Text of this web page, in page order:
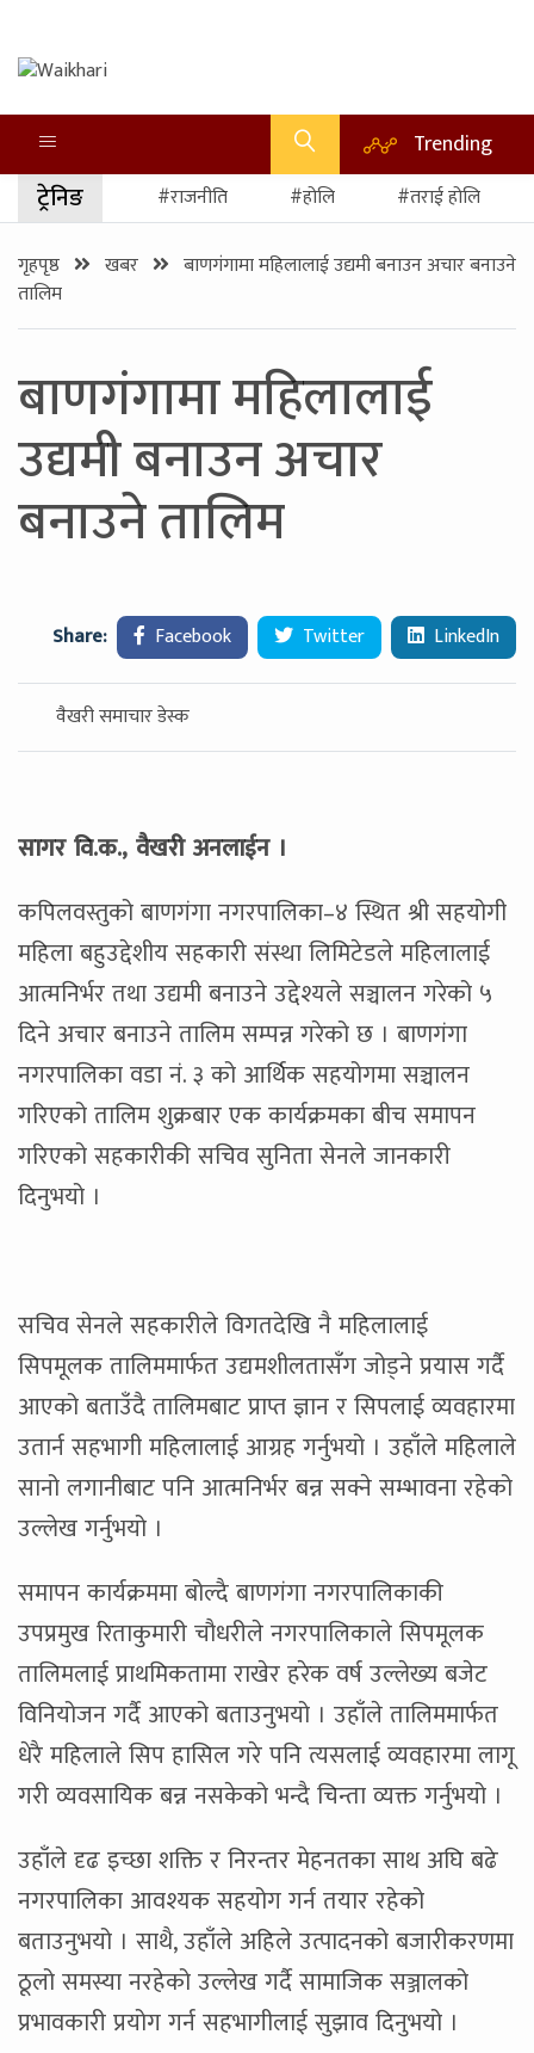
Trending
ट्रेनिङ #राजनीति #होलि #तराई होलि
गृहपृष्ठ खबर
बाणगंगामा महिलालाई उद्यमी बनाउन अचार बनाउने
तालिम
बाणगंगामा महिलालाई
उद्यमी बनाउन अचार
बनाउने तालिम
Share: Facebook Twitter LinkedIn
वैखरी समाचार डेस्क
सागर वि.क., वैखरी अनलाईन ।
कपिलवस्तुको बाणगंगा नगरपालिका–४ स्थित श्री सहयोगी
महिला बहुउद्देशीय सहकारी संस्था लिमिटेडले महिलालाई
आत्मनिर्भर तथा उद्यमी बनाउने उद्देश्यले सञ्चालन गरेको ५
दिने अचार बनाउने तालिम सम्पन्न गरेको छ । बाणगंगा
नगरपालिका वडा नं. ३ को आर्थिक सहयोगमा सञ्चालन
गरिएको तालिम शुक्रबार एक कार्यक्रमका बीच समापन
गरिएको सहकारीकी सचिव सुनिता सेनले जानकारी
दिनुभयो ।
सचिव सेनले सहकारीले विगतदेखि नै महिलालाई
सिपमूलक तालिममार्फत उद्यमशीलतासँग जोड्ने प्रयास गर्दै
आएको बताउँदै तालिमबाट प्राप्त ज्ञान र सिपलाई व्यवहारमा
उतार्न सहभागी महिलालाई आग्रह गर्नुभयो । उहाँले महिलाले
सानो लगानीबाट पनि आत्मनिर्भर बन्न सक्ने सम्भावना रहेको
उल्लेख गर्नुभयो ।
समापन कार्यक्रममा बोल्दै बाणगंगा नगरपालिकाकी
उपप्रमुख रिताकुमारी चौधरीले नगरपालिकाले सिपमूलक
तालिमलाई प्राथमिकतामा राखेर हरेक वर्ष उल्लेख्य बजेट
विनियोजन गर्दै आएको बताउनुभयो । उहाँले तालिममार्फत
धेरै महिलाले सिप हासिल गरे पनि त्यसलाई व्यवहारमा लागू
गरी व्यवसायिक बन्न नसकेको भन्दै चिन्ता व्यक्त गर्नुभयो ।
उहाँले दृढ इच्छा शक्ति र निरन्तर मेहनतका साथ अघि बढे
नगरपालिका आवश्यक सहयोग गर्न तयार रहेको
बताउनुभयो । साथै, उहाँले अहिले उत्पादनको बजारीकरणमा
ठूलो समस्या नरहेको उल्लेख गर्दै सामाजिक सञ्जालको
प्रभावकारी प्रयोग गर्न सहभागीलाई सुझाव दिनुभयो ।